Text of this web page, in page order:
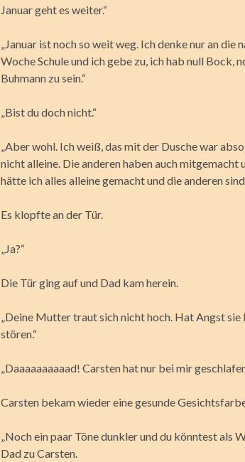
Januar geht es weiter.“
„Januar ist noch so weit weg. Ich denke nur an die
Woche Schule und ich gebe zu, ich hab null Bock,
Buhmann zu sein.“
„Bist du doch nicht.“
„Aber wohl. Ich weiß, das mit der Dusche war
nicht alleine. Die anderen haben auch
hätte ich alles alleine gemacht und die anderen sind
Es klopfte an der Tür.
„Ja?“
Die Tür ging auf und Dad kam herein.
„Deine Mutter traut sich nicht hoch. Hat Angst
stören.“
„Daaaaaaaaaad! Carsten hat nur bei mir
Carsten bekam wieder eine gesunde
„Noch ein paar Töne dunkler und du könntest als
Dad zu Carsten.